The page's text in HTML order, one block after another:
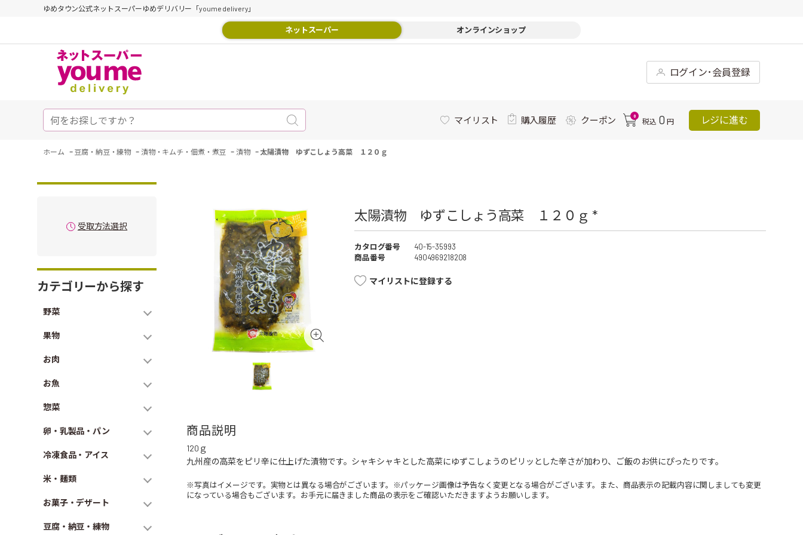
ゆめタウン公式ネットスーパーゆめデリバリー「youme delivery」
ネットスーパー オンラインショップ
ログイン･会員登録
マイリスト 購入履歴 クーポン 0
税込 0 円 レジに進む
ホーム - 豆腐・納豆・練物 - 漬物・キムチ・佃煮・煮豆 - 漬物 - 太陽漬物 ゆずこしょう高菜 １２０ｇ
受取方法選択
カテゴリーから探す
野菜
果物
お肉
お魚
惣菜
卵・乳製品・パン
冷凍食品・アイス
米・麺類
お菓子・デザート
豆腐・納豆・練物
太陽漬物 ゆずこしょう高菜 １２０ｇ *
カタログ番号
40-15-35993
商品番号
4904969218208
マイリストに登録する
商品説明
120ｇ
九州産の高菜をピリ辛に仕上げた漬物です。シャキシャキとした高菜にゆずこしょうのピリッとした辛さが加わり、ご飯のお供にぴったりです。
※写真はイメージです。実物とは異なる場合がございます。※パッケージ画像は予告なく変更となる場合がございます。また、商品表示の記載内容に関しましても変更
になっている場合もございます。お手元に届きました商品の表示をご確認いただきますようお願いします。